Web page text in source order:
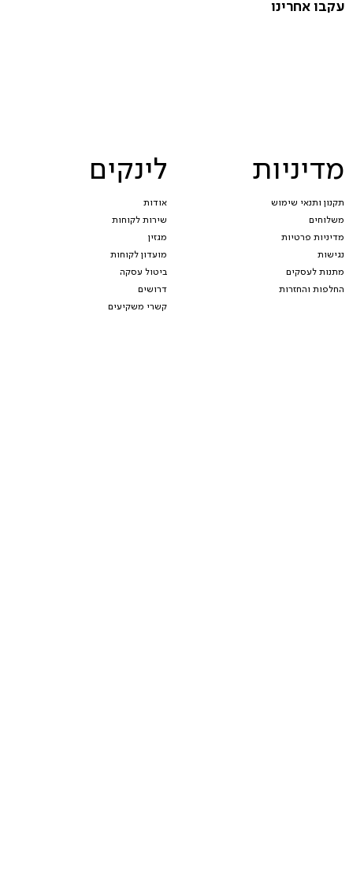
מדיניות
תקנון ותנאי שימוש
משלוחים
מדיניות פרטיות
נגישות
מתנות לעסקים
החלפות והחזרות
לינקים
אודות
שירות לקוחות
מגזין
מועדון לקוחות
ביטול עסקה
דרושים
קשרי משקיעים
עקבו אחרינו